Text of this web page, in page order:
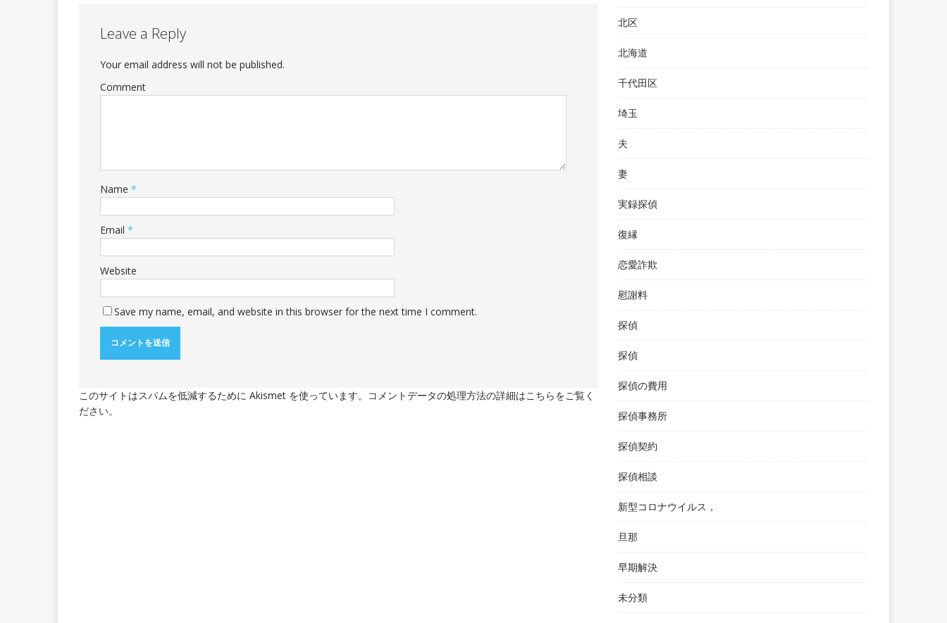
Leave a Reply
Your email address will not be published.
Comment
Name *
Email *
Website
Save my name, email, and website in this browser for the next time I comment.
このサイトはスパムを低減するために Akismet を使っています。
コメントデータの処理方法の詳細はこちらをご覧く
ださい。
北区
北海道
千代田区
埼玉
夫
妻
実録探偵
復縁
恋愛詐欺
慰謝料
探偵
探偵
探偵の費用
探偵事務所
探偵契約
探偵相談
新型コロナウイルス，
旦那
早期解決
未分類